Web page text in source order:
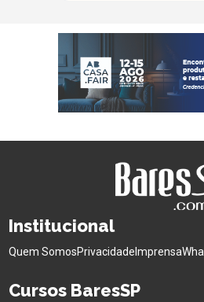
Institucional
Quem SomosPrivacidade Imprensa
Cursos BaresSP